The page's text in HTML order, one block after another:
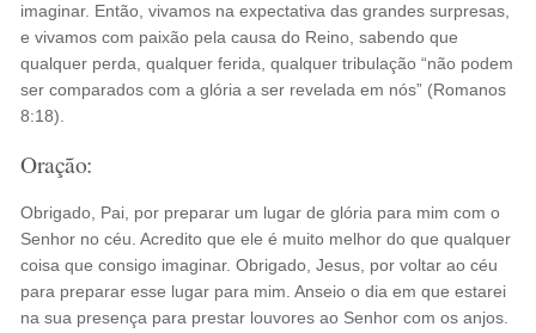
imaginar. Então, vivamos na expectativa das grandes surpresas,
e vivamos com paixão pela causa do Reino, sabendo que
qualquer perda, qualquer ferida, qualquer tribulação “não podem
ser comparados com a glória a ser revelada em nós” (Romanos
8:18).
Oração:
Obrigado, Pai, por preparar um lugar de glória para mim com o
Senhor no céu. Acredito que ele é muito melhor do que qualquer
coisa que consigo imaginar. Obrigado, Jesus, por voltar ao céu
para preparar esse lugar para mim. Anseio o dia em que estarei
na sua presença para prestar louvores ao Senhor com os anjos.